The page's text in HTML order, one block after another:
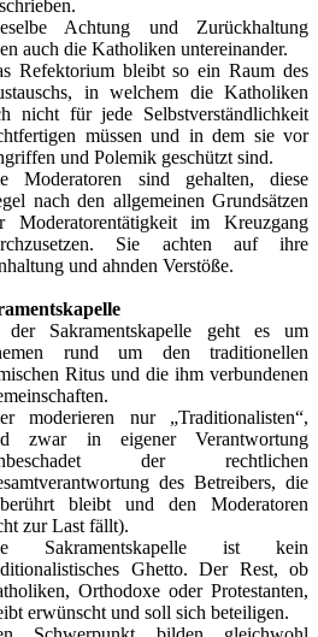
Achtung und Zurückhaltung
auch die Katholiken untereinander.
Refektorium bleibt so ein Raum des
in welchem die Katholiken
nicht für jede Selbstverständlichkeit
müssen und in dem sie vor
und Polemik geschützt sind.
Moderatoren sind gehalten, diese
nach den allgemeinen Grundsätzen
Moderatorentätigkeit im Kreuzgang
Sie achten auf ihre
und ahnden Verstöße.
Sakramentskapelle geht es um
rund um den traditionellen
Ritus und die ihm verbundenen
moderieren nur „Traditionalisten“,
zwar in eigener Verantwortung
der rechtlichen
des Betreibers, die
bleibt und den Moderatoren
zur Last fällt).
Sakramentskapelle ist kein
Ghetto. Der Rest, ob
Orthodoxe oder Protestanten,
erwünscht und soll sich beteiligen.